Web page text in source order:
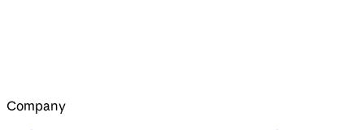
Company